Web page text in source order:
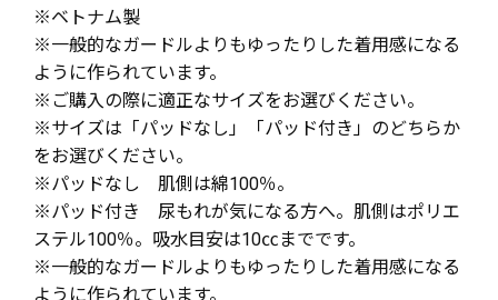
※ベトナム製
※一般的なガードルよりもゆったりした着用感になる
ように作られています。
※ご購入の際に適正なサイズをお選びください。
※サイズは「パッドなし」「パッド付き」のどちらか
をお選びください。
※パッドなし 肌側は綿100％。
※パッド付き 尿もれが気になる方へ。肌側はポリエ
ステル100％。吸水目安は10㏄までです。
※一般的なガードルよりもゆったりした着用感になる
ように作られています。